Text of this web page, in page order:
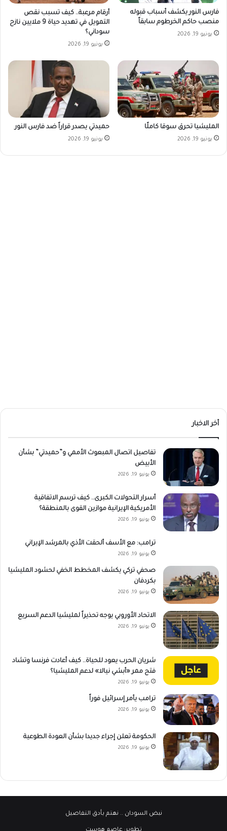
فارس النور يكشف أسباب قبوله
منصب حاكم الخرطوم سابقاً
يونيو 19, 2026
أرقام مرعبة.. كيف تسبب نقص
التمويل في تهديد حياة 9 ملايين نازح
سوداني؟
يونيو 19, 2026
المليشيا تحرق سوقا كاملًا
يونيو 19, 2026
حميدتي يصدر قراراً ضد فارس النور
يونيو 19, 2026
أخر الاخبار
تفاصيل اتصال المبعوث الأممي و”حميدتي” بشأن
الأبيض
يونيو 19, 2026
أسرار التحولات الكبرى.. كيف ترسم الاتفاقية
الأمريكية الإيرانية موازين القوى بالمنطقة؟
يونيو 19, 2026
ترامب: مع الأسف ألحقت الأذي بالمرشد الإيراني
يونيو 19, 2026
صحفي تركي يكشف المخطط الخفي لحشود المليشيا
بكردفان
يونيو 19, 2026
الاتحاد الأوروبي يوجه تحذيراً لمليشيا الدعم السريع
يونيو 19, 2026
شريان الحرب يعود للحياة.. كيف أعادت فرنسا وتشاد
فتح ممر «أبشي نيالا» لدعم المليشيا؟
يونيو 19, 2026
ترامب يأمر إسرائيل فوراً
يونيو 19, 2026
الحكومة تعلن إجراء جديدا بشأن العودة الطوعية
يونيو 19, 2026
نبض السودان .. نهتم بأدق التفاصيل